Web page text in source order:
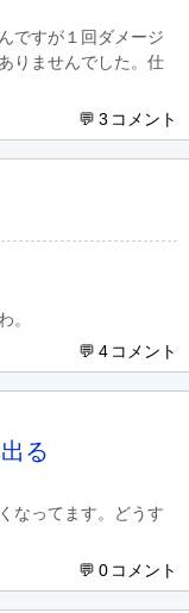
ですが１回ダメージ
りませんでした。仕
3
。
4
る
なってます。どうす
0